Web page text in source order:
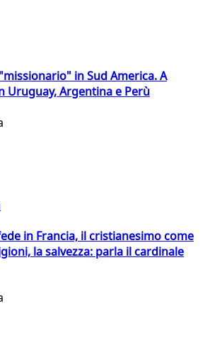
in Sud America. A
Uruguay, Argentina e Perù
in Francia, il cristianesimo come
la salvezza: parla il cardinale